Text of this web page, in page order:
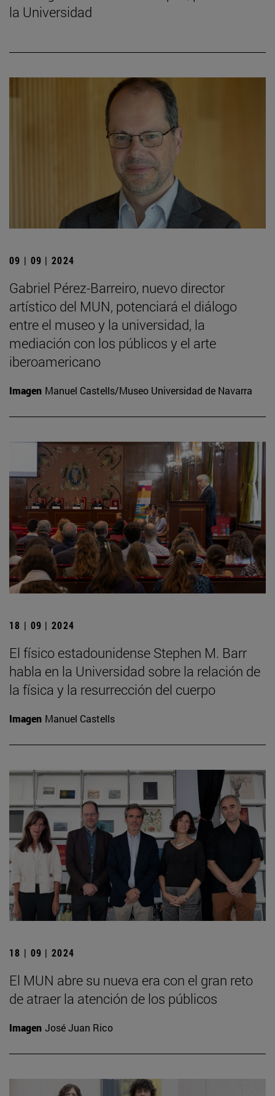
la Universidad
09 | 09 | 2024
Gabriel Pérez-Barreiro, nuevo director
artístico del MUN, potenciará el diálogo
entre el museo y la universidad, la
mediación con los públicos y el arte
iberoamericano
Imagen Manuel Castells/Museo Universidad de Navarra
18 | 09 | 2024
El físico estadounidense Stephen M. Barr
habla en la Universidad sobre la relación de
la física y la resurrección del cuerpo
Imagen Manuel Castells
18 | 09 | 2024
El MUN abre su nueva era con el gran reto
de atraer la atención de los públicos
Imagen José Juan Rico